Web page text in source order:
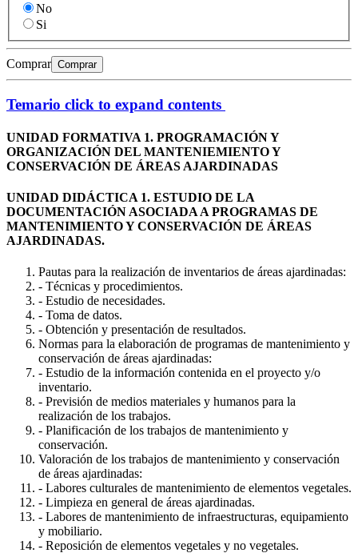
No
Si
Comprar Comprar
Temario click to expand contents
UNIDAD FORMATIVA 1. PROGRAMACIÓN Y
ORGANIZACIÓN DEL MANTENIEMIENTO Y
CONSERVACIÓN DE ÁREAS AJARDINADAS
UNIDAD DIDÁCTICA 1. ESTUDIO DE LA
DOCUMENTACIÓN ASOCIADA A PROGRAMAS DE
MANTENIMIENTO Y CONSERVACIÓN DE ÁREAS
AJARDINADAS.
Pautas para la realización de inventarios de áreas ajardinadas:
- Técnicas y procedimientos.
- Estudio de necesidades.
- Toma de datos.
- Obtención y presentación de resultados.
Normas para la elaboración de programas de mantenimiento y
conservación de áreas ajardinadas:
- Estudio de la información contenida en el proyecto y/o
inventario.
- Previsión de medios materiales y humanos para la
realización de los trabajos.
- Planificación de los trabajos de mantenimiento y
conservación.
Valoración de los trabajos de mantenimiento y conservación
de áreas ajardinadas:
- Labores culturales de mantenimiento de elementos vegetales.
- Limpieza en general de áreas ajardinadas.
- Labores de mantenimiento de infraestructuras, equipamiento
y mobiliario.
- Reposición de elementos vegetales y no vegetales.